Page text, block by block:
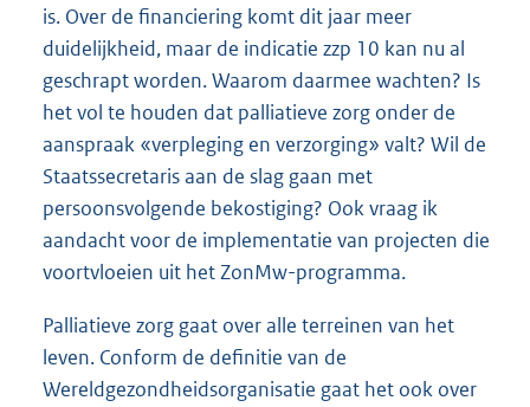
is. Over de financiering komt dit jaar meer
duidelijkheid, maar de indicatie zzp 10 kan nu al
geschrapt worden. Waarom daarmee wachten? Is
het vol te houden dat palliatieve zorg onder de
aanspraak «verpleging en verzorging» valt? Wil de
Staatssecretaris aan de slag gaan met
persoonsvolgende bekostiging? Ook vraag ik
aandacht voor de implementatie van projecten die
voortvloeien uit het ZonMw-programma.
Palliatieve zorg gaat over alle terreinen van het
leven. Conform de definitie van de
Wereldgezondheidsorganisatie gaat het ook over